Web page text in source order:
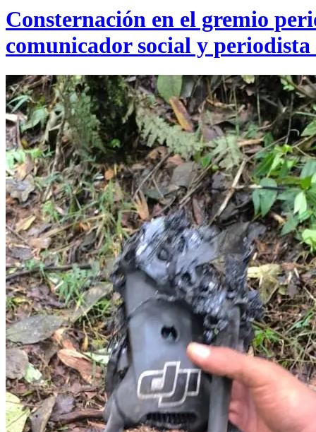
Consternación en el gremio
comunicador social y